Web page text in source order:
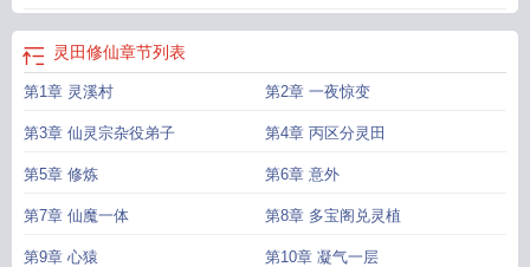
灵田修仙章节列表
第1章 灵溪村 第2章 一夜惊变
第3章 仙灵宗杂役弟子 第4章 丙区分灵田
第5章 修炼 第6章 意外
第7章 仙魔一体 第8章 多宝阁兑灵植
第9章 心猿 第10章 凝气一层